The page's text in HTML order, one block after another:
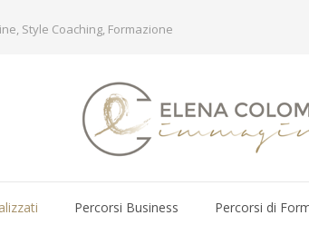
Style Coaching, Formazione
Percorsi Business Percorsi di